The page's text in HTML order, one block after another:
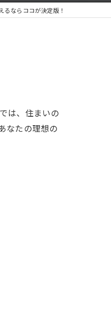
るならココが決定版！
は、住まいの
なたの理想の